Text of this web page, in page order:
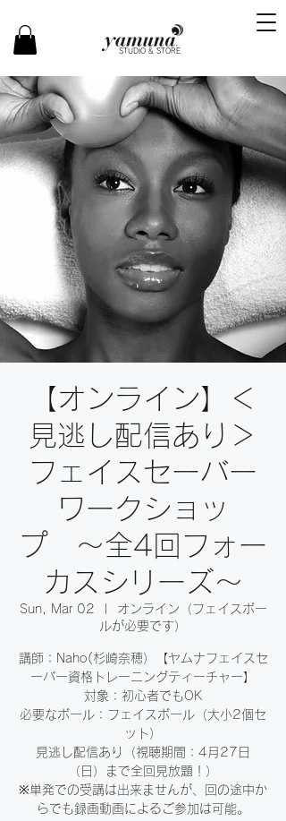
STUDIO & STORE
【オンライン】＜
見逃し配信あり＞
フェイスセーバー
ワークショッ
プ 〜全4回フォー
カスシリーズ〜
Sun, Mar 02
オンライン（フェイスボー
ルが必要です）
講師：Naho(杉崎奈穂）【ヤムナフェイスセ
ーバー資格トレーニングティーチャー】
対象：初心者でもOK
必要なボール：フェイスボール（大小2個セ
ット）
見逃し配信あり（視聴期間：4月27日
（日）まで全回見放題！）
※単発での受講は出来ませんが、回の途中か
らでも録画動画によるご参加は可能。